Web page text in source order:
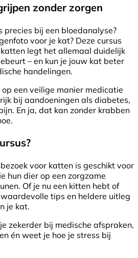
zonder zorgen
bij een bloedanalyse?
voor je kat? Deze cursus
legt het allemaal duidelijk
– en kun je jouw kat beter
handelingen.
op een veilige manier medicatie
bij aandoeningen als diabetes,
En ja, dat kan zonder krabben
voor katten is geschikt voor
hun dier op een zorgzame
Of je nu een kitten hebt of
tips en heldere uitleg
je kat.
zekerder bij medische afspraken,
én weet je hoe je stress bij